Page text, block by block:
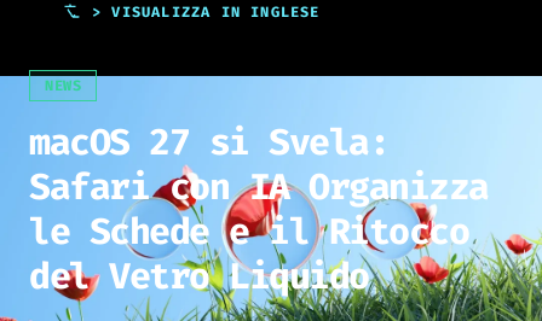
> VISUALIZZA IN INGLESE
NEWS
macOS 27 si Svela:
Safari con IA Organizza
le Schede e il Ritocco
del Vetro Liquido